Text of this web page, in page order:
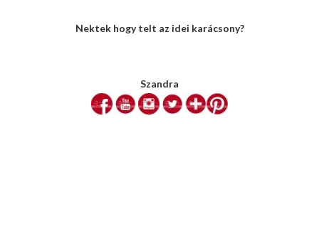
Nektek hogy telt az idei karácsony?
Szandra